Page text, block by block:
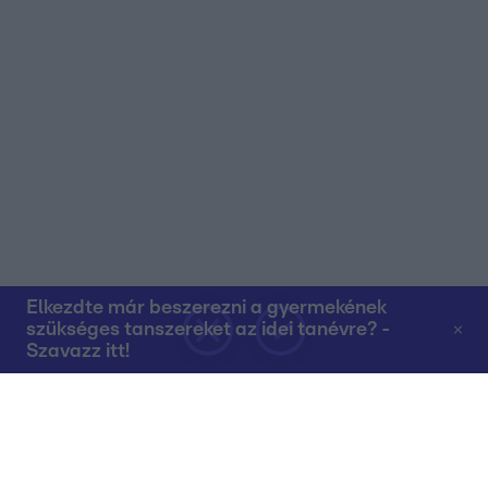
Elkezdte már beszerezni a gyermekének
szükséges tanszereket az idei tanévre? -
Szavazz itt!